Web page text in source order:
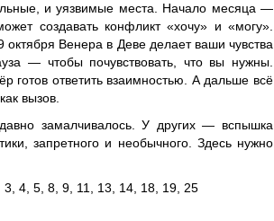
и уязвимые места. Начало месяца —
создавать конфликт «хочу» и «могу».
Венера в Деве делает ваши чувства
— чтобы почувствовать, что вы нужны.
готов ответить взаимностью. А дальше всё
вызов.
замалчивалось. У других — вспышка
запретного и необычного. Здесь нужно
3, 4, 5, 8, 9, 11, 13, 14, 18, 19, 25